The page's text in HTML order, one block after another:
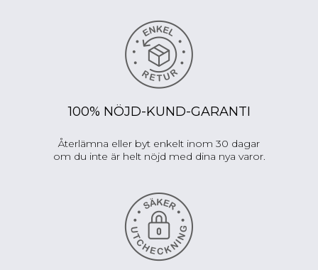
100% NÖJD-KUND-GARANTI
Återlämna eller byt enkelt inom 30 dagar
om du inte är helt nöjd med dina nya varor.